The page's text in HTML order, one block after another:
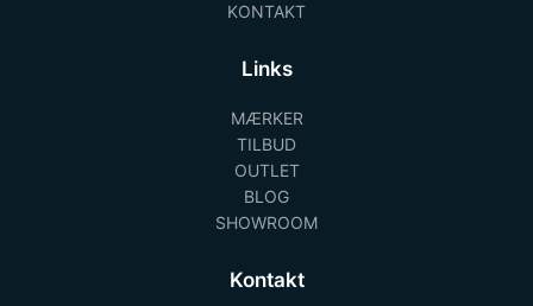
KONTAKT
Links
MÆRKER
TILBUD
OUTLET
BLOG
SHOWROOM
Kontakt